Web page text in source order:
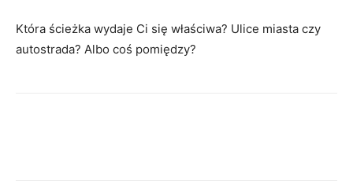
Która ścieżka wydaje Ci się właściwa? Ulice miasta czy
autostrada? Albo coś pomiędzy?